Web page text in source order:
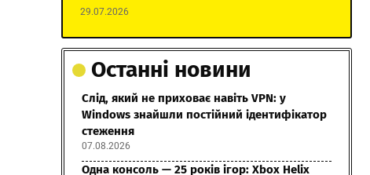
29.07.2026
Останні новини
Слід, який не приховає навіть VPN: у
Windows знайшли постійний ідентифікатор
стеження
07.08.2026
Одна консоль — 25 років ігор: Xbox Helix